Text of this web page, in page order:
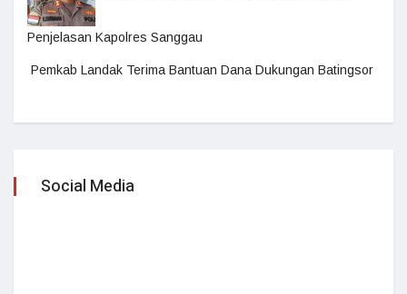
Penjelasan Kapolres Sanggau
Pemkab Landak Terima Bantuan Dana Dukungan Batingsor
Social Media